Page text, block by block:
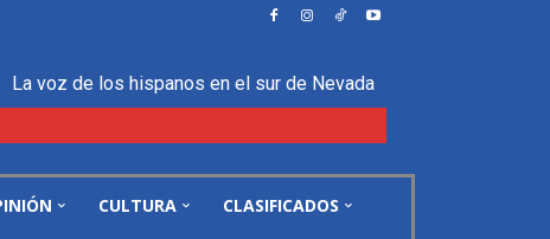
La voz de los hispanos en el sur de Nevada
CULTURA CLASIFICADOS